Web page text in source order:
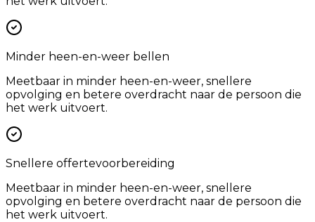
Minder heen-en-weer bellen
Meetbaar in minder heen-en-weer, snellere
opvolging en betere overdracht naar de persoon die
het werk uitvoert.
Snellere offertevoorbereiding
Meetbaar in minder heen-en-weer, snellere
opvolging en betere overdracht naar de persoon die
het werk uitvoert.